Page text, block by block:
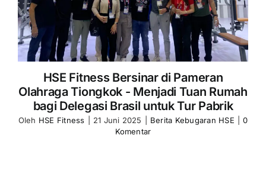
HSE Fitness Bersinar di Pameran
Olahraga Tiongkok - Menjadi Tuan Rumah
bagi Delegasi Brasil untuk Tur Pabrik
Oleh HSE Fitness 21 Juni 2025 Berita Kebugaran HSE
0
Komentar